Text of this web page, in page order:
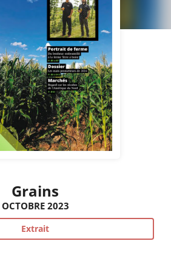
Grains
OCTOBRE 2023
Extrait